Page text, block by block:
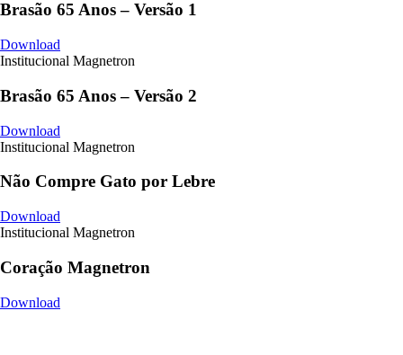
Brasão 65 Anos – Versão 1
Download
Institucional Magnetron
Brasão 65 Anos – Versão 2
Download
Institucional Magnetron
Não Compre Gato por Lebre
Download
Institucional Magnetron
Coração Magnetron
Download